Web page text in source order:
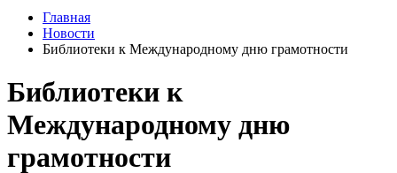
Главная
Новости
Библиотеки к Международному дню грамотности
Библиотеки к
Международному дню
грамотности